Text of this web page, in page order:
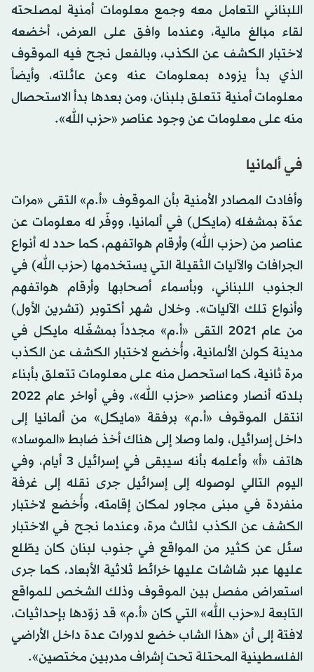
اللبناني التعامل معه وجمع معلومات أمنية لمصلحته
لقاء مبالغ مالية، وعندما وافق على العرض، أخضعه
لاختبار الكشف عن الكذب، وبالفعل نجح فيه الموقوف
الذي بدأ يزوده بمعلومات عنه وعن عائلته، وأيضاً
معلومات أمنية تتعلق بلبنان، ومن بعدها بدأ الاستحصال
منه على معلومات عن وجود عناصر «حزب الله».
في ألمانيا
وأفادت المصادر الأمنية بأن الموقوف «أ.م» التقى «مرات
عدّة بمشغله (مايكل) في ألمانيا، ووفّر له معلومات عن
عناصر من (حزب الله) وأرقام هواتفهم، كما حدد له أنواع
الجرافات والآليات الثقيلة التي يستخدمها (حزب الله) في
الجنوب اللبناني، وبأسماء أصحابها وأرقام هواتفهم
وأنواع تلك الآليات». وخلال شهر أكتوبر (تشرين الأول)
من عام 2021 التقى «أ.م» مجدداً بمشغّله مايكل في
مدينة كولن الألمانية، وأُخضع لاختبار الكشف عن الكذب
مرة ثانية، كما استحصل منه على معلومات تتعلق بأبناء
بلدته أنصار وعناصر «حزب الله»، وفي أواخر عام 2022
انتقل الموقوف «أ.م» برفقة «مايكل» من ألمانيا إلى
داخل إسرائيل، ولما وصلا إلى هناك أخذ ضابط «الموساد»
هاتف «أ» وأعلمه بأنه سيبقى في إسرائيل 3 أيام، وفي
اليوم التالي لوصوله إلى إسرائيل جرى نقله إلى غرفة
منفردة في مبنى مجاور لمكان إقامته، وأُخضع لاختبار
الكشف عن الكذب لثالث مرة، وعندما نجح في الاختبار
سئل عن كثير من المواقع في جنوب لبنان كان يطّلع
عليها عبر شاشات عليها خرائط ثلاثية الأبعاد، كما جرى
استعراض مفصل بين الموقوف وذلك الشخص للمواقع
التابعة لـ«حزب الله» التي كان «أ.م» قد زوّدها بإحداثيات،
لافتة إلى أن «هذا الشاب خضع لدورات عدة داخل الأراضي
الفلسطينية المحتلة تحت إشراف مدربين مختصين».